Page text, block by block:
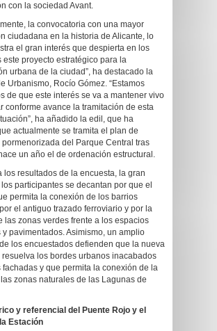
con la sociedad Avant.
la convocatoria con una mayor
ciudadana en la historia de Alicante, lo
el gran interés que despierta en los
este proyecto estratégico para la
urbana de la ciudad”, ha destacado la
Urbanismo, Rocío Gómez. “Estamos
de que este interés se va a mantener vivo
conforme avance la tramitación de esta
ha añadido la edil, que ha
actualmente se tramita el plan de
del Parque Central tras
un año el de ordenación estructural.
los resultados de la encuesta, la gran
participantes se decantan por que el
permita la conexión de los barrios
el antiguo trazado ferroviario y por la
las zonas verdes frente a los espacios
y pavimentados. Asimismo, un amplio
los encuestados defienden que la nueva
los bordes urbanos inacabados
fachadas y que permita la conexión de la
zonas naturales de las Lagunas de
y referencial del Puente Rojo y el
Estación